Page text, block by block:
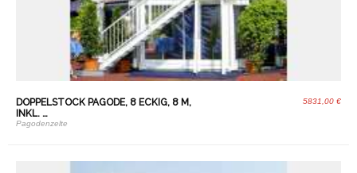
5831,00 €
DOPPELSTOCK PAGODE, 8 ECKIG, 8 M,
INKL. …
Pagodenzelte